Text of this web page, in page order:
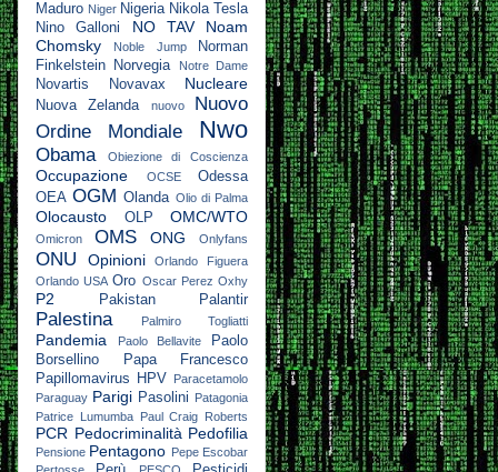
Maduro Niger Nigeria Nikola Tesla
Nino Galloni
NO TAV
Noam
Chomsky
Noble Jump
Norman
Finkelstein
Norvegia Notre Dame
Novartis Novavax Nucleare
Nuova Zelanda nuovo
Nuovo
Ordine Mondiale
Nwo
Obama Obiezione di Coscienza
Occupazione OCSE
Odessa
OEA OGM Olanda Olio di Palma
Olocausto OLP OMC/WTO
Omicron OMS ONG Onlyfans
ONU Opinioni
Orlando Figuera
Orlando USA Oro Oscar Perez Oxhy
P2 Pakistan Palantir
Palestina Palmiro Togliatti
Pandemia Paolo Bellavite
Paolo
Borsellino
Papa Francesco
Papillomavirus HPV
Paracetamolo
Paraguay Parigi Pasolini Patagonia
Patrice Lumumba
Paul Craig Roberts
PCR Pedocriminalità Pedofilia
Pensione Pentagono Pepe Escobar